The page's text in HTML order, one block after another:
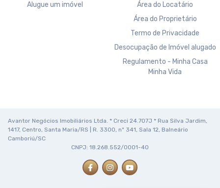
Alugue um imóvel
Área do Locatário
Área do Proprietário
Termo de Privacidade
Desocupação de Imóvel alugado
Regulamento - Minha Casa
Minha Vida
Avantor Negócios Imobiliários Ltda. * Creci 24.707J * Rua Silva Jardim,
1417, Centro, Santa Maria/RS | R. 3300, nº 341, Sala 12, Balneário
Camboriú/SC
CNPJ: 18.268.552/0001-40